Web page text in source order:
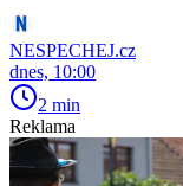
NESPECHEJ.cz
dnes, 10:00
2 min
Reklama